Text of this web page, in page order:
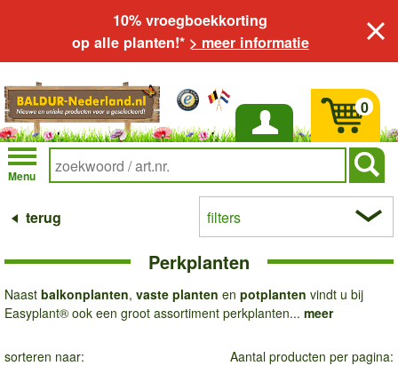
10% vroegboekkorting
op alle planten!* > meer informatie
Inloggen
Menu
0
terug filters
Perkplanten
Naast balkonplanten, vaste planten en potplanten vindt u bij
Easyplant® ook een groot assortiment perkplanten... meer
sorteren naar: Aantal producten per pagina: